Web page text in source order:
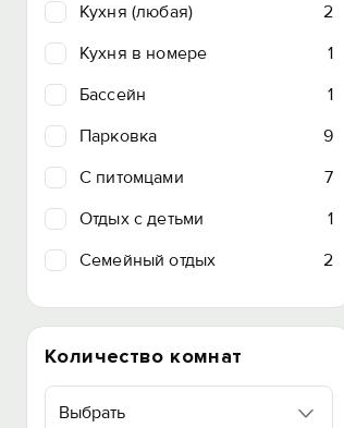
Кухня (любая)
2
Кухня в номере
1
Бассейн
1
Парковка
9
C питомцами
7
Отдых с детьми
1
Семейный отдых
2
Количество комнат
Выбрать